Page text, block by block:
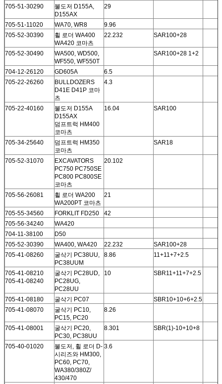
705-51-30290
불도저 D155A,
D155AX
29
705-51-11020 WA70, WR8
9.96
705-52-30390
휠 로더 WA400
WA420 코마츠
22.232 SAR100+28
705-52-30490
WA500, WD500,
WF550, WF550T
SAR100+28 1+2
704-12-26120 GD605A
6.5
705-22-26260
BULLDOZERS
D41E D41P 코마
츠
4.3
705-22-40160
불도저 D155A
D155AX
덤프트럭 HM400
코마츠
16.04 SAR100
705-34-25640
덤프트럭 HM350
코마츠
SAR18
705-52-31070
EXCAVATORS
PC750 PC750SE
PC800 PC800SE
코마츠
20.102
705-56-26081
휠 로더 WA200
WA200PT 코마츠
21
705-55-34560 FORKLIT FD250
42
705-56-34240
WA420
704-11-38100
D50
705-52-30390
WA400, WA420 22.232
SAR100+28
705-41-08260
굴삭기 PC38UU,
PC38UUM
8.86 11+11+7+2.5
705-41-08210
705-41-08240
굴삭기 PC28UD,
PC28UG,
PC28UU
10 SBR11+11+7+2.5
705-41-08180 굴삭기 PC07
SBR10+10+6+2.5
705-41-08070
굴삭기 PC10,
PC15, PC20
8.26
705-41-08001
굴삭기 PC20,
PC30, PC38UU
8.301 SBR(1)-10+10+8
705-40-01020
불도저, 휠 로더 D-
시리즈와 HM300,
PC60, PC70,
WA380/380Z/
430/470
3.6